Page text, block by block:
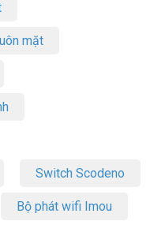
/ Failover)
Leasedline, L2VPN, L3VPN,
(IP Route, IP Alias)
IPSec, SSL); VPN Trunking
tối ưu hóa đường truyền
khách hàng kết nối internet
mặt
Switch Scodeno
Bộ phát wifi Imou